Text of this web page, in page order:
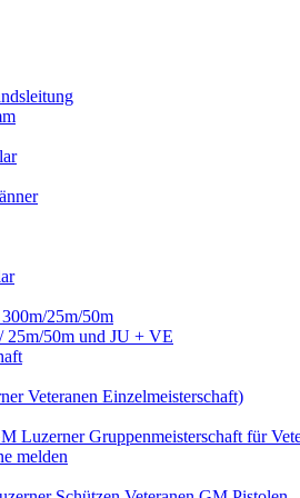
25m/50m
25m/50m und JU + VE
Veteranen Einzelmeisterschaft)
Luzerner Gruppenmeisterschaft für
melden